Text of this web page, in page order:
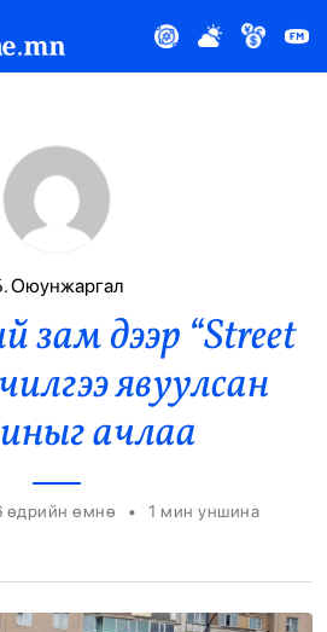
Булан
Оюунжаргал
зам дээр “Street
явуулсан
ачлаа
өдрийн өмнө • 1 мин уншина